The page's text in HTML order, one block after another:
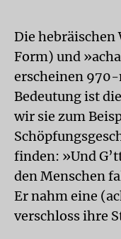
Die
Form) und
erscheinen
Bedeutung ist
wir sie zum
finden: »Und
den Menschen
Er nahm eine
verschloss ihre